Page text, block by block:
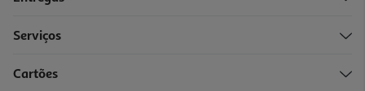
Serviços
Cartões